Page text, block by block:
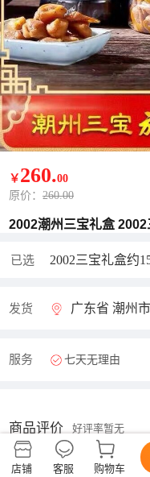
￥ 260.00
原价： 260.00
2002潮州三宝礼盒
已选 2002三宝礼盒约
发货 广东省 潮州市
服务 七天无理由
商品评价 好评率暂无
店铺 客服 购物车